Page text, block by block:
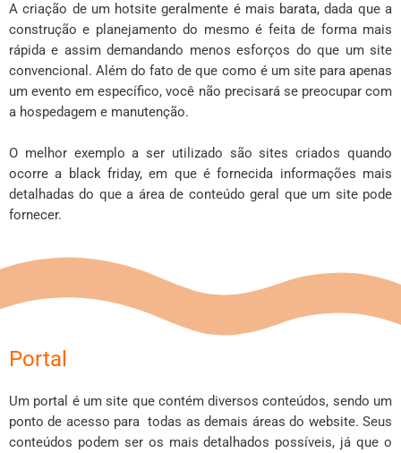
A criação de um hotsite geralmente é mais barata, dada que a
construção e planejamento do mesmo é feita de forma mais
rápida e assim demandando menos esforços do que um site
convencional. Além do fato de que como é um site para apenas
um evento em específico, você não precisará se preocupar com
a hospedagem e manutenção.
O melhor exemplo a ser utilizado são sites criados quando
ocorre a black friday, em que é fornecida informações mais
detalhadas do que a área de conteúdo geral que um site pode
fornecer.
Portal
Um portal é um site que contém diversos conteúdos, sendo um
ponto de acesso para todas as demais áreas do website. Seus
conteúdos podem ser os mais detalhados possíveis, já que o